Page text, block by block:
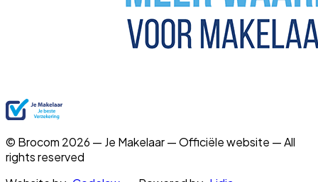
© Brocom 2026 — Je Makelaar — Officiële website — All
rights reserved